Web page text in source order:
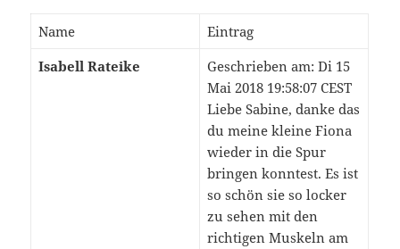
Name
Eintrag
Isabell Rateike
Geschrieben am: Di 15
Mai 2018 19:58:07 CEST
Liebe Sabine, danke das
du meine kleine Fiona
wieder in die Spur
bringen konntest. Es ist
so schön sie so locker
zu sehen mit den
richtigen Muskeln am